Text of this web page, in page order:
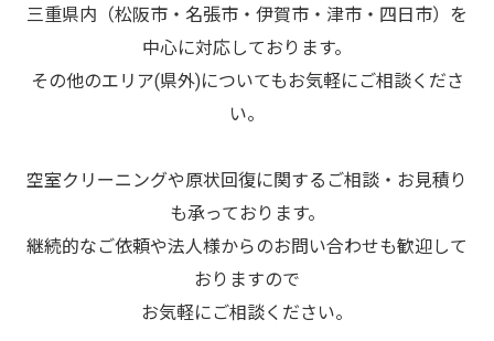
三重県内（松阪市・名張市・伊賀市・津市・四日市）を
中心に対応しております。
その他のエリア(県外)についてもお気軽にご相談くださ
い。
空室クリーニングや原状回復に関するご相談・お見積り
も承っております。
継続的なご依頼や法人様からのお問い合わせも歓迎して
おりますので
お気軽にご相談ください。